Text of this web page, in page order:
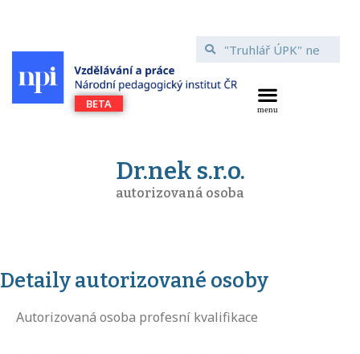
Dr.nek s.r.o.
autorizovaná osoba
Detaily autorizované osoby
Autorizovaná osoba profesní kvalifikace